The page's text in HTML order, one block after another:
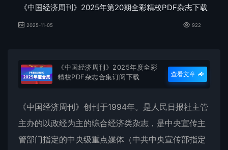
《中国经济周刊》2025年第20期全彩精校PDF杂志下载
2025-11-05 922
《中国经济周刊》2025年度全彩
精校PDF杂志合集订阅下载
查看文章
《中国经济周刊》创刊于1994年。是人民日报社主管
主办的以政经为主的综合经济类杂志，是中央宣传主
管部门指定的中央级重点媒体（中共中央宣传部指定